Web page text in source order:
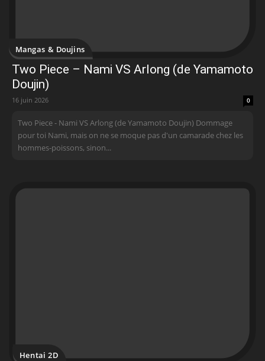
Mangas & Doujins
Two Piece – Nami VS Arlong (de Yamamoto
Doujin)
16 juin 2026 0
Two Piece - Nami VS Arlong (de Yamamoto Doujin) Dommage
pour toi Nami, mais on ne se moque pas d'un camarade chez les
hommes-poissons, sinon...
Hentai 2D